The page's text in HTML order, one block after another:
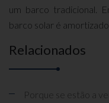
um barco tradicional.
barco solar é
Relacionados
Porque se estão a